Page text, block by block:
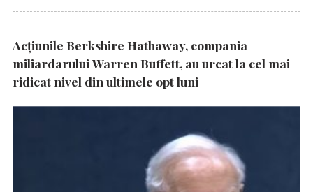
Acțiunile Berkshire Hathaway, compania
miliardarului Warren Buffett, au urcat la cel mai
ridicat nivel din ultimele opt luni